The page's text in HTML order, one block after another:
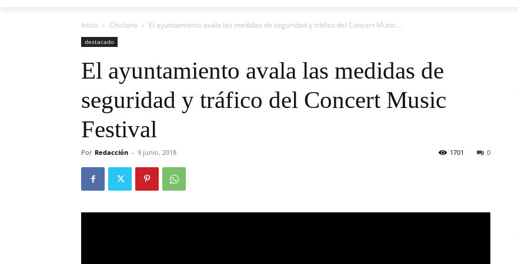
Inicio Chiclana El ayuntamiento avala las medidas de seguridad y tráfico del Concert Music...
destacado
El ayuntamiento avala las medidas de
seguridad y tráfico del Concert Music
Festival
Por Redacción - 9 junio, 2018 0
1701